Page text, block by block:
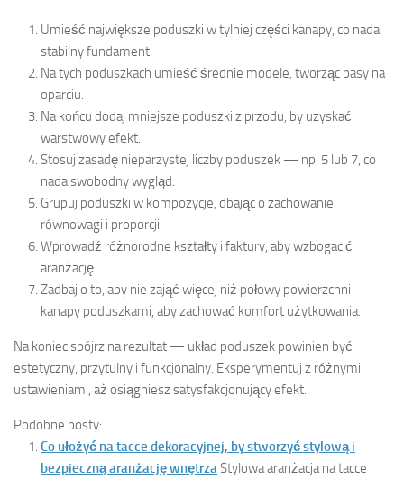
Umieść największe poduszki w tylniej części kanapy, co nada
stabilny fundament.
Na tych poduszkach umieść średnie modele, tworząc pasy na
oparciu.
Na końcu dodaj mniejsze poduszki z przodu, by uzyskać
warstwowy efekt.
Stosuj zasadę nieparzystej liczby poduszek — np. 5 lub 7, co
nada swobodny wygląd.
Grupuj poduszki w kompozycje, dbając o zachowanie
równowagi i proporcji.
Wprowadź różnorodne kształty i faktury, aby wzbogacić
aranżację.
Zadbaj o to, aby nie zająć więcej niż połowy powierzchni
kanapy poduszkami, aby zachować komfort użytkowania.
Na koniec spójrz na rezultat — układ poduszek powinien być
estetyczny, przytulny i funkcjonalny. Eksperymentuj z różnymi
ustawieniami, aż osiągniesz satysfakcjonujący efekt.
Podobne posty:
Co ułożyć na tacce dekoracyjnej, by stworzyć stylową i
bezpieczną aranżację wnętrza Stylowa aranżacja na tacce